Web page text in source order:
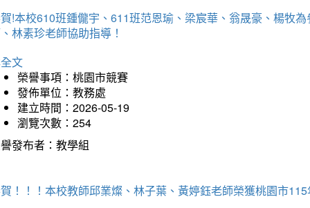
!本校610班鍾儱宇、611班范恩瑜、梁宸華、翁晟豪、楊牧
林素珍老師協助指導！
文
榮譽事項：桃園市競賽
發佈單位：教務處
建立時間：2026-05-19
瀏覽次數：254
發布者：教學組
！！！本校教師邱業燦、林子葉、黃婷鈺老師榮獲桃園市